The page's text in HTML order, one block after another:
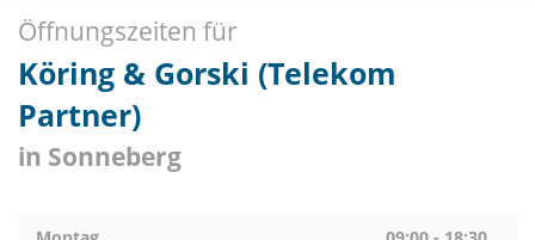
Öffnungszeiten für
Köring & Gorski (Telekom
Partner)
in Sonneberg